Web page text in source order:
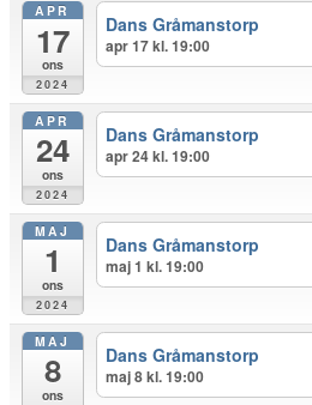
APR
17
ons
2024
Dans Gråmanstorp
apr 17 kl. 19:00
APR
24
ons
2024
Dans Gråmanstorp
apr 24 kl. 19:00
MAJ
1
ons
2024
Dans Gråmanstorp
maj 1 kl. 19:00
MAJ
8
ons
Dans Gråmanstorp
maj 8 kl. 19:00